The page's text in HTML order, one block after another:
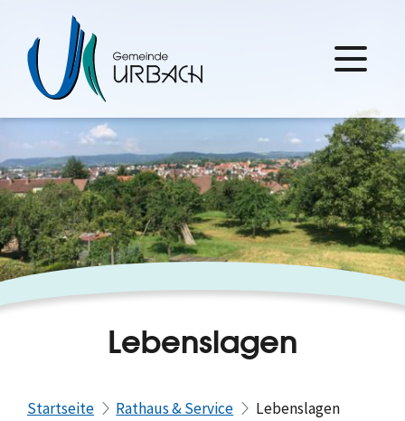
Lebenslagen
Startseite Rathaus & Service Lebenslagen